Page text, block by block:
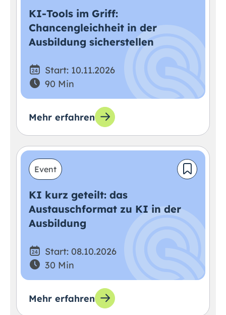
KI-Tools im Griff:
Chancengleichheit in der
Ausbildung sicherstellen
Start: 10.11.2026
90 Min
Mehr erfahren
Event
KI kurz geteilt: das
Austauschformat zu KI in der
Ausbildung
Start: 08.10.2026
30 Min
Mehr erfahren